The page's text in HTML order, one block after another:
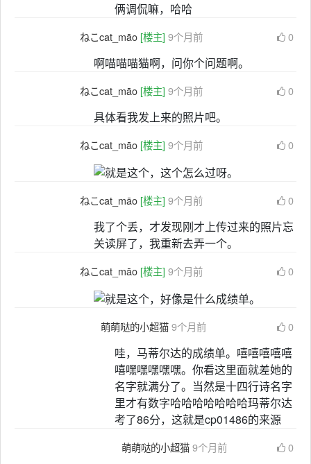
俩调侃嘛，哈哈
ねこcat_māo [楼主] 9个月前 0
啊喵喵喵猫啊，问你个问题啊。
ねこcat_māo [楼主] 9个月前 0
具体看我发上来的照片吧。
ねこcat_māo [楼主] 9个月前 0
ねこcat_māo [楼主] 9个月前 0
我了个丢，才发现刚才上传过来的照片忘
关读屏了，我重新去弄一个。
ねこcat_māo [楼主] 9个月前 0
萌萌哒的小超猫9个月前 0
哇，马蒂尔达的成绩单。嘻嘻嘻嘻嘻
嘻嘿嘿嘿嘿嘿。你看这里面就差她的
名字就满分了。当然是十四行诗名字
里才有数字哈哈哈哈哈哈哈玛蒂尔达
考了86分，这就是cp01486的来源
萌萌哒的小超猫9个月前 0